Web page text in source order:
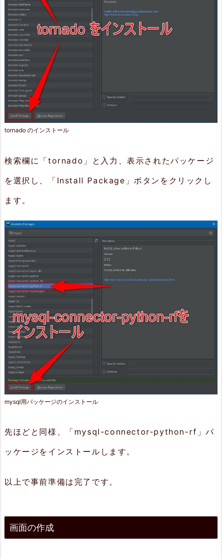
tornado のインストール
検索欄に「tornado」と入力、表示されたパッケージ
を選択し、「Install Package」ボタンをクリックし
ます。
mysql用パッケージのインストール
先ほどと同様、「mysql-connector-python-rf」パ
ッケージをインストールします。
以上で事前準備は完了です。
画面の作成